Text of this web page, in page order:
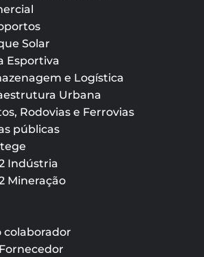
Solar
Esportiva
e Logística
Urbana
Rodovias e Ferrovias
públicas
Indústria
Mineração
colaborador